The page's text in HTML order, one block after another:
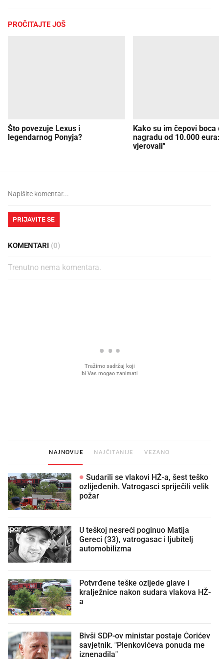
PROČITAJTE JOŠ
Što povezuje Lexus i
legendarnog Ponyja?
Kako su im čepovi boca
nagradu od 10.000
vjerovali"
PRIJAVITE SE
KOMENTARI (0)
Trenutno nema komentara.
NAJNOVIJE NAJČITANIJE VEZANO
Sudarili se vlakovi HŽ-a, šest teško
ozlijeđenih. Vatrogasci spriječili velik
požar
U teškoj nesreći poginuo Matija
Gereci (33), vatrogasac i ljubitelj
automobilizma
Potvrđene teške ozljede glave i
kralježnice nakon sudara vlakova HŽ-
a
Bivši SDP-ov ministar postaje Ćorićev
savjetnik. "Plenkovićeva ponuda me
iznenadila"